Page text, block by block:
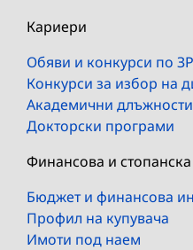
Кариери
Обяви и конкурси по
Конкурси за избор на
Академични
Докторски програми
Финансова и
Бюджет и финансова
Профил на купувача
Имоти под наем